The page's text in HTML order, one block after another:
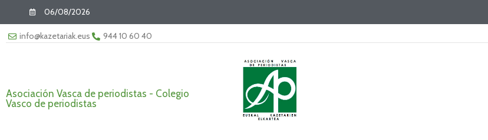
06/08/2026
info@kazetariak.eus 944 10 60 40
Asociación Vasca de periodistas - Colegio
Vasco de periodistas